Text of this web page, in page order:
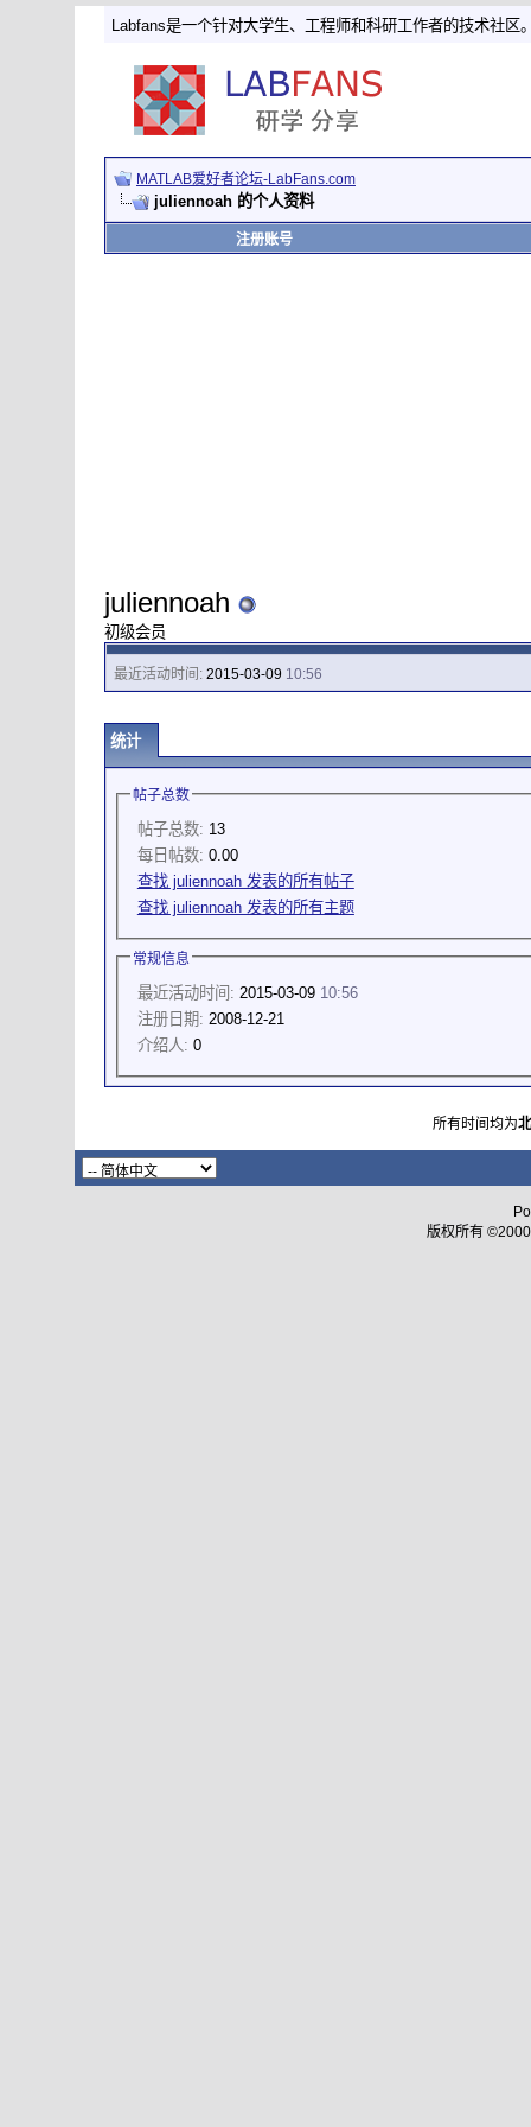
Labfans是一个针对大学生、工程师和科研工作者的技术社区
MATLAB爱好者论坛-LabFans.com
juliennoah 的个人资料
注册账号
juliennoah
初级会员
最近活动时间:2015-03-09 10:56
统计
帖子总数
帖子总数: 13
每日帖数: 0.00
查找 juliennoah 发表的所有帖子
查找 juliennoah 发表的所有主题
常规信息
最近活动时间: 2015-03-09 10:56
注册日期: 2008-12-21
介绍人: 0
所有时间均为
版权所有